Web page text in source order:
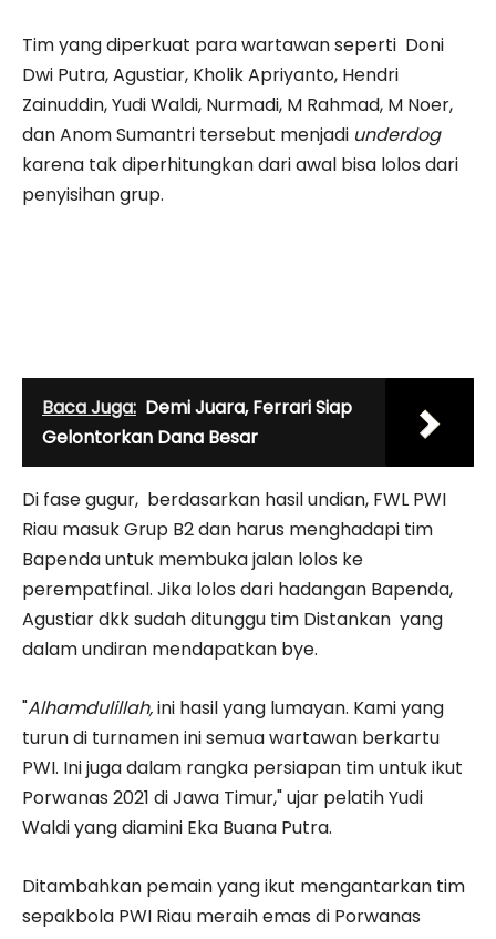
Tim yang diperkuat para wartawan seperti Doni
Dwi Putra, Agustiar, Kholik Apriyanto, Hendri
Zainuddin, Yudi Waldi, Nurmadi, M Rahmad, M Noer,
dan Anom Sumantri tersebut menjadi underdog
karena tak diperhitungkan dari awal bisa lolos dari
penyisihan grup.
Baca Juga: Demi Juara, Ferrari Siap
Gelontorkan Dana Besar
Di fase gugur, berdasarkan hasil undian, FWL PWI
Riau masuk Grup B2 dan harus menghadapi tim
Bapenda untuk membuka jalan lolos ke
perempatfinal. Jika lolos dari hadangan Bapenda,
Agustiar dkk sudah ditunggu tim Distankan yang
dalam undiran mendapatkan bye.
"Alhamdulillah,ini hasil yang lumayan. Kami yang
turun di turnamen ini semua wartawan berkartu
PWI. Ini juga dalam rangka persiapan tim untuk ikut
Porwanas 2021 di Jawa Timur," ujar pelatih Yudi
Waldi yang diamini Eka Buana Putra.
Ditambahkan pemain yang ikut mengantarkan tim
sepakbola PWI Riau meraih emas di Porwanas